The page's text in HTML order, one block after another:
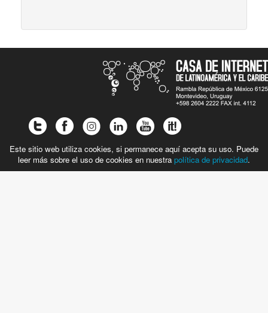
Este sitio web utiliza cookies, si permanece aquí acepta su uso. Puede
leer más sobre el uso de cookies en nuestra política de privacidad.